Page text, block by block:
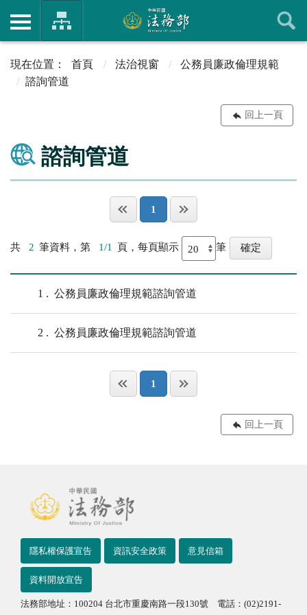
首頁 法治視窗
公務員廉政倫理規範
諮詢管道
回上一頁
諮詢管道
1
共 2 筆資料，第 1/1 頁，每頁顯示 筆
1 公務員廉政倫理規範諮詢管道
2 公務員廉政倫理規範諮詢管道
1
回上一頁
隱私權保護宣告 資訊安全政策 意見信箱
資料開放宣告
法務部地址：100204 台北市重慶南路一段130號 電話：(02)2191-